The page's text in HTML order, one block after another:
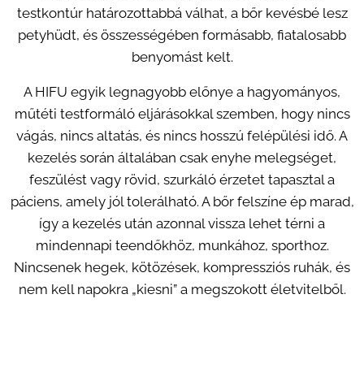
testkontúr határozottabbá válhat, a bőr kevésbé lesz
petyhüdt, és összességében formásabb, fiatalosabb
benyomást kelt.
A HIFU egyik legnagyobb előnye a hagyományos,
műtéti testformáló eljárásokkal szemben, hogy nincs
vágás, nincs altatás, és nincs hosszú felépülési idő. A
kezelés során általában csak enyhe melegséget,
feszülést vagy rövid, szurkáló érzetet tapasztal a
páciens, amely jól tolerálható. A bőr felszíne ép marad,
így a kezelés után azonnal vissza lehet térni a
mindennapi teendőkhöz, munkához, sporthoz.
Nincsenek hegek, kötözések, kompressziós ruhák, és
nem kell napokra „kiesni” a megszokott életvitelből.